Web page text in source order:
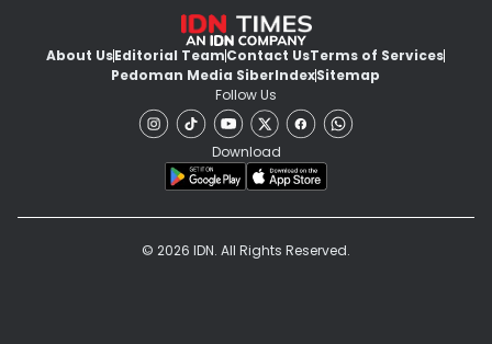
About UsEditorial TeamContact UsTerms of Services
Pedoman Media SiberIndexSitemap
Follow Us
Download
© 2026 IDN. All Rights Reserved.